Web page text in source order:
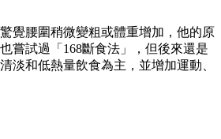
覺腰圍稍微變粗或體重增加，他的原
嘗試過「168斷食法」，但後來還是
淡和低熱量飲食為主，並增加運動、